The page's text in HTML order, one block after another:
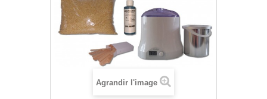
Agrandir l'image